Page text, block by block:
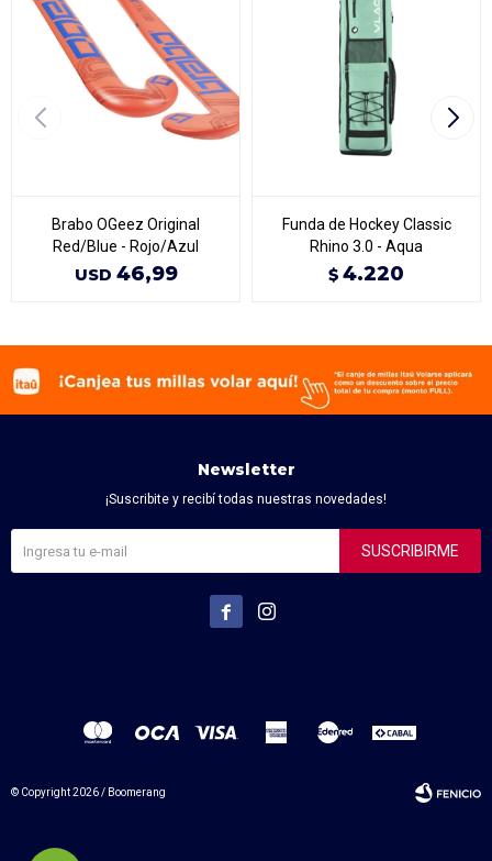
Brabo OGeez Original
Red/Blue - Rojo/Azul
USD 46,99
Funda de Hockey Classic
Rhino 3.0 - Aqua
$ 4.220
Newsletter
¡Suscribite y recibí todas nuestras novedades!
SUSCRIBIRME
 
© Copyright 2026 / Boomerang